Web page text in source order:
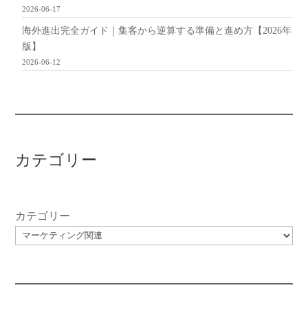
2026-06-17
海外進出完全ガイド｜集客から逆算する準備と進め方【2026年
版】
2026-06-12
カテゴリー
カテゴリー